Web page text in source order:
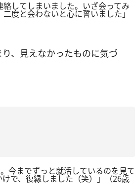
絡してしまいました。いざ会ってみ
度と会わないと心に誓いました」
、見えなかったものに気づ
今までずっと就活しているのを見て
で、復縁しました（笑）」（26歳